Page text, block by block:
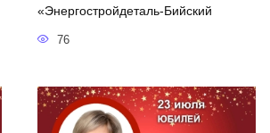
«Энергостройдеталь-Бийский
76